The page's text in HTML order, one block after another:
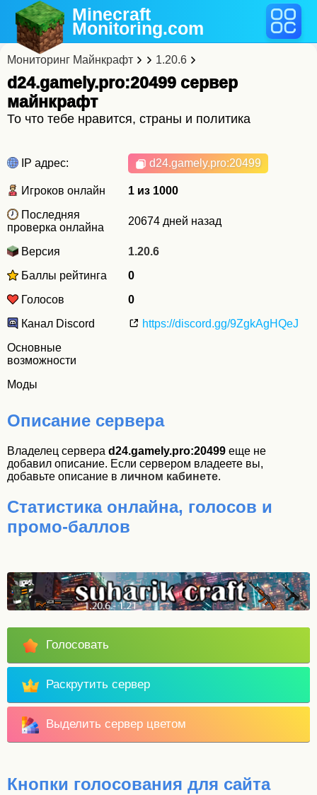
Minecraft
Monitoring.com
Мониторинг Майнкрафт 1.20.6
d24.gamely.pro:20499 cервер
майнкрафт
То что тебе нравится, страны и политика
IP адрес: d24.gamely.pro:20499
Игроков онлайн
1 из 1000
Последняя
проверка онлайна
20674 дней назад
Версия
1.20.6
Баллы рейтинга
0
Голосов
0
Канал Discord
https://discord.gg/9ZgkAgHQeJ
Основные
возможности
Моды
Описание сервера
Владелец сервера d24.gamely.pro:20499 еще не
добавил описание. Если сервером владеете вы,
добавьте описание в личном кабинете.
Статистика онлайна, голосов и
промо-баллов
Голосовать
Раскрутить сервер
Выделить сервер цветом
Кнопки голосования для сайта